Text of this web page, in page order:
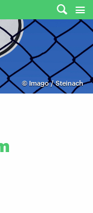
© Imago / Steinach